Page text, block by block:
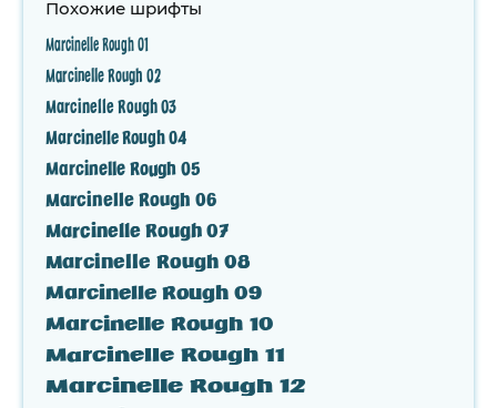
Похожие шрифты
Marcinelle Rough 01
Marcinelle Rough 02
Marcinelle Rough 03
Marcinelle Rough 04
Marcinelle Rough 05
Marcinelle Rough 06
Marcinelle Rough 07
Marcinelle Rough 08
Marcinelle Rough 09
Marcinelle Rough 10
Marcinelle Rough 11
Marcinelle Rough 12